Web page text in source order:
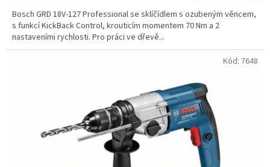
Bosch GRD 18V-127 Professional se sklíčídlem s ozubeným věncem,
s funkcí KickBack Control, krouticím momentem 70 Nm a 2
nastaveními rychlosti. Pro práci ve dřevě...
Kód: 7648